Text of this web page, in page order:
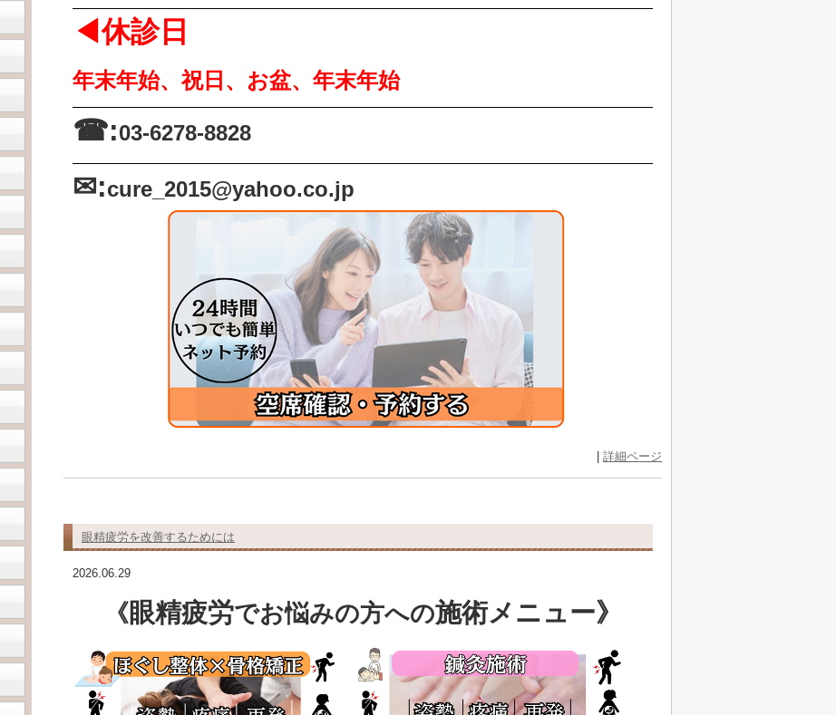
◀休診日
年末年始、祝日、お盆、年末年始
☎:03-6278-8828
✉:cure_2015@yahoo.co.jp
| 詳細ページ
眼精疲労を改善するためには
2026.06.29
《眼精疲労でお悩みの方への施術メニュー》